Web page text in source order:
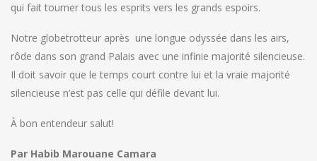
qui fait tourner tous les esprits vers les grands espoirs.
Notre globetrotteur après une longue odyssée dans les airs,
rôde dans son grand Palais avec une infinie majorité silencieuse.
Il doit savoir que le temps court contre lui et la vraie majorité
silencieuse n’est pas celle qui défile devant lui.
À bon entendeur salut!
Par Habib Marouane Camara